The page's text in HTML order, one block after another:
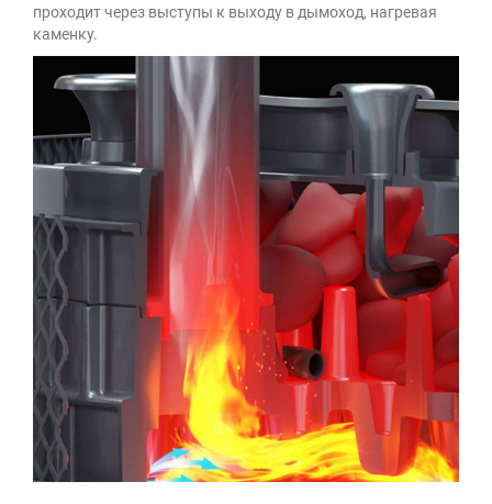
проходит через выступы к выходу в дымоход, нагревая
каменку.